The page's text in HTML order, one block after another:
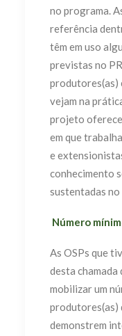
no programa.
referência
têm em uso
previstas no
produtores(as)
vejam na
projeto oferece
em que
e
conhecimento
sustentadas
Número
As OSPs que
desta chamada
mobilizar um
produtores(as)
demonstrem